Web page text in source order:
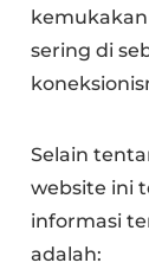
sering di
Selain
website ini
informasi
adalah: